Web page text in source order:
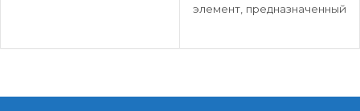
элемент, предназначенный